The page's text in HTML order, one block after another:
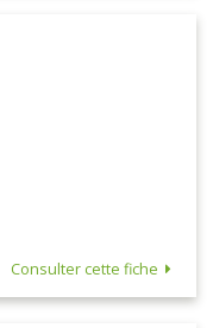
Consulter cette fiche